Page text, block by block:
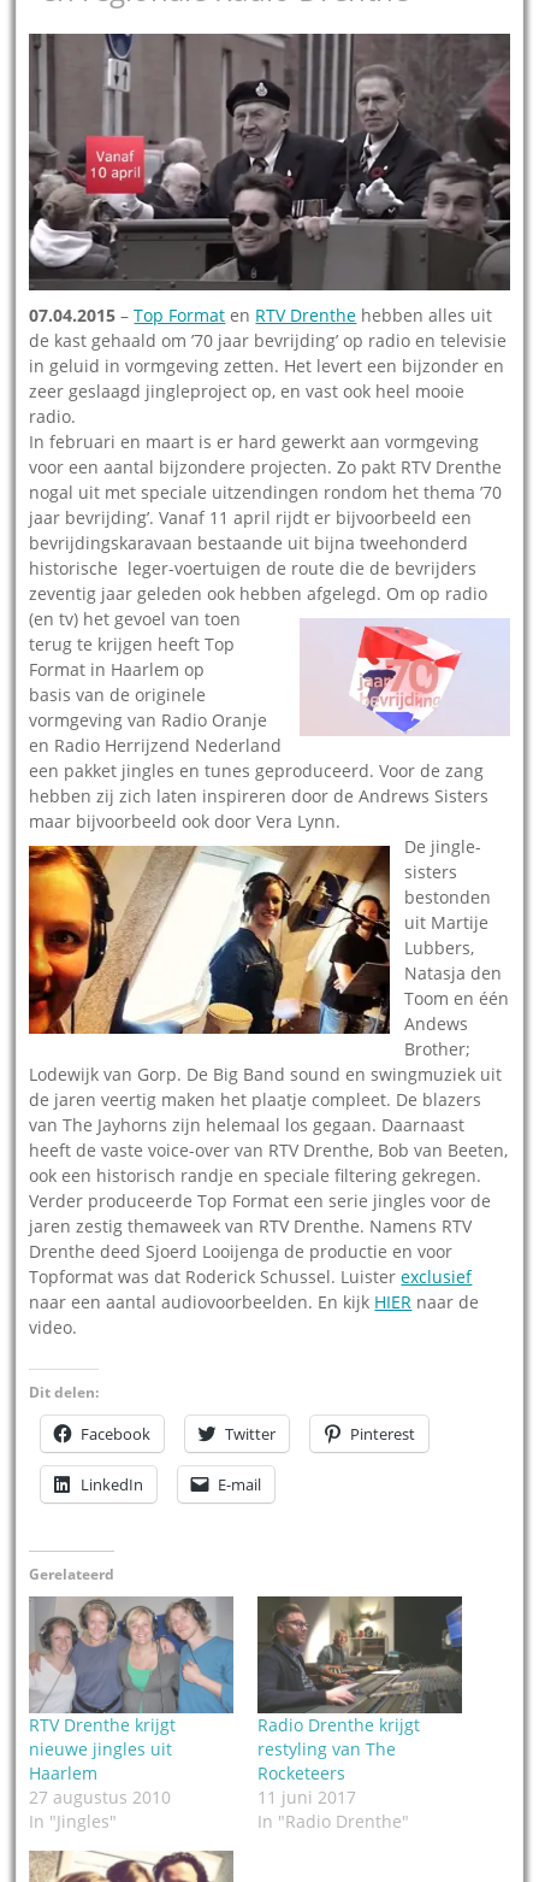
07.04.2015 –Top Format en RTV Drenthe hebben alles uit
de kast gehaald om ’70 jaar bevrijding’ op radio en televisie
in geluid in vormgeving zetten. Het levert een bijzonder en
zeer geslaagd jingleproject op, en vast ook heel mooie
radio.
In februari en maart is er hard gewerkt aan vormgeving
voor een aantal bijzondere projecten. Zo pakt RTV Drenthe
nogal uit met speciale uitzendingen rondom het thema ’70
jaar bevrijding’. Vanaf 11 april rijdt er bijvoorbeeld een
bevrijdingskaravaan bestaande uit bijna tweehonderd
historische leger-voertuigen de route die de bevrijders
zeventig jaar geleden ook hebben afgelegd. Om op radio
(en tv) het gevoel van toen
terug te krijgen heeft Top
Format in Haarlem op
basis van de originele
vormgeving van Radio Oranje
en Radio Herrijzend Nederland
een pakket jingles en tunes geproduceerd. Voor de zang
hebben zij zich laten inspireren door de Andrews Sisters
maar bijvoorbeeld ook door Vera Lynn.
De jingle-
sisters
bestonden
uit Martije
Lubbers,
Natasja den
Toom en één
Andews
Brother;
Lodewijk van Gorp. De Big Band sound en swingmuziek uit
de jaren veertig maken het plaatje compleet. De blazers
van The Jayhorns zijn helemaal los gegaan. Daarnaast
heeft de vaste voice-over van RTV Drenthe, Bob van Beeten,
ook een historisch randje en speciale filtering gekregen.
Verder produceerde Top Format een serie jingles voor de
jaren zestig themaweek van RTV Drenthe. Namens RTV
Drenthe deed Sjoerd Looijenga de productie en voor
Topformat was dat Roderick Schussel. Luisterexclusief
naar een aantal audiovoorbeelden. En kijk HIER naar de
video.
Dit delen:
Facebook Twitter Pinterest
LinkedIn E-mail
Gerelateerd
RTV Drenthe krijgt
nieuwe jingles uit
Haarlem
27 augustus 2010
In "Jingles"
Radio Drenthe krijgt
restyling van The
Rocketeers
11 juni 2017
In "Radio Drenthe"